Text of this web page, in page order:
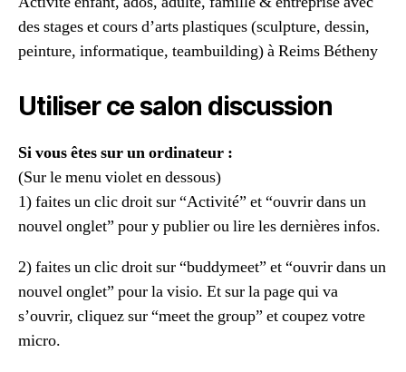
des stages et cours d’arts plastiques (sculpture, dessin,
peinture, informatique, teambuilding) à Reims Bétheny
Utiliser ce salon discussion
Si vous êtes sur un ordinateur :
(Sur le menu violet en dessous)
1) faites un clic droit sur “Activité” et “ouvrir dans un
nouvel onglet” pour y publier ou lire les dernières infos.
2) faites un clic droit sur “buddymeet” et “ouvrir dans un
nouvel onglet” pour la visio. Et sur la page qui va
s’ouvrir, cliquez sur “meet the group” et coupez votre
micro.